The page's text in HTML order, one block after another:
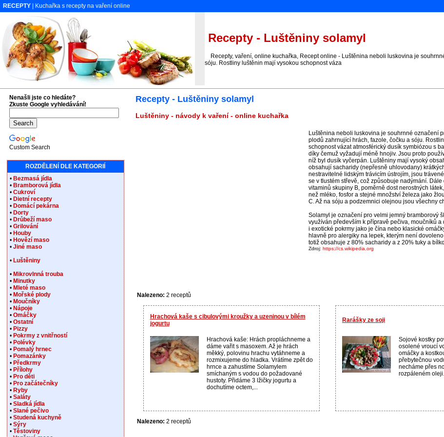
RECEPTY | Kuchařka s recepty na vaření online
Recepty - Luštěniny solamyl
Recepty, vaření, online kuchařka, Recept online - Luštěnina neboli luskovina je
sóju. Rostliny luštěnin mají vysokou schopnost váza
Recepty - Luštěniny solamyl
Luštěniny - návody k vaření - online kuchařka
Luštěnina neboli luskovina je souhrnné označení
plodů zahrnující hrách, fazole, čočku a sóju.
schopnost vázat atmosférický dusík symbiózou s
díky čemuž vyžadují méně hnojiv. Jsou proto
níž byl dusík vyčerpán. Luštěniny mají vysoký
obsahují sacharidy (nepřesně uhlovodany)
nestravitelné lidským trávicím ústrojím, jsou
se v tlustém střevě, což způsobuje nadýmání.
vitaminů skupiny B, poměrně dost nerostných
než mléko, fosfor a stejné množství železa jako
C. Až na sóju a podzemnici olejnou jsou všechny
Solamyl je označení pro velmi jemný bramborový
využíván především k přípravě pečiva, moučníků a
i exotické pokrmy jako je čína nebo klasické
hlavně pro alergiky na lepek, kterým není
totiž obsahuje z 80% sacharidy a z 20% tuky a
Zdroj: https://cs.wikipedia.org
Nalezeno: 2 receptů
Hrachová kaše s cibulovými kroužky a uzeninou v bílém
jogurtu
Hrachová kaše: Hrách propláchneme a
dáme vařit s masoxem. Až je hrách
měkký, polovinu hrachu vytáhneme a
rozmixujeme do hladka. Vrátíme zpět do
hrnce a zahustíme Solamylem
smíchaným s vodou do požadované
hustoty. Přidáme 3 lžičky jogurtu a
dochutíme octem,...
Rarášky ze soji
Sojové kostky
osolené vroucí
omáčky a
přebytečnou
necháme přes
rozpáleném
Nalezeno: 2 receptů
Nenašli jste co hledáte?
Zkuste Google vyhledávání!
Custom Search
ROZDĚLENÍ DLE KATEGORIÍ
• Bezmasá jídla
• Bramborová jídla
• Cukroví
• Dietní recepty
• Domácí pekárna
• Dorty
• Drůbeží maso
• Grilování
• Houby
• Hovězí maso
• Jiné maso
• Luštěniny
• Mikrovlnná trouba
• Minutky
• Mleté maso
• Mořské plody
• Moučníky
• Nápoje
• Omáčky
• Ostatní
• Pizzy
• Pokrmy z vnitřností
• Polévky
• Pomalý hrnec
• Pomazánky
• Předkrmy
• Přílohy
• Pro děti
• Pro začátečníky
• Ryby
• Saláty
• Sladká jídla
• Slané pečivo
• Studená kuchyně
• Sýry
• Těstoviny